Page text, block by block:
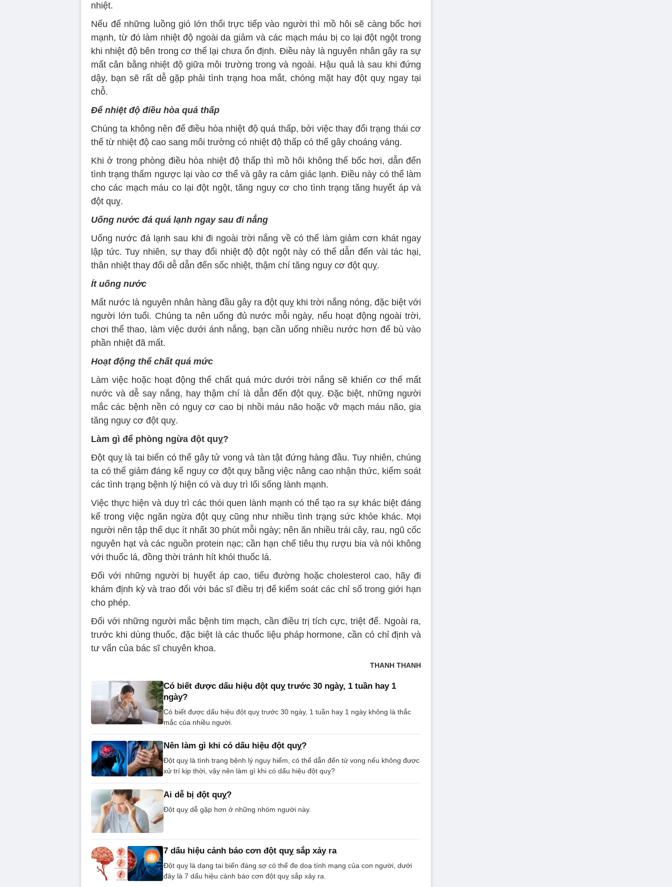
nhiệt.
Nếu để những luồng gió lớn thổi trực tiếp vào người thì mồ hôi sẽ càng bốc hơi
mạnh, từ đó làm nhiệt độ ngoài da giảm và các mạch máu bị co lại đột ngột trong
khi nhiệt độ bên trong cơ thể lại chưa ổn định. Điều này là nguyên nhân gây ra sự
mất cân bằng nhiệt độ giữa môi trường trong và ngoài. Hậu quả là sau khi đứng
dậy, bạn sẽ rất dễ gặp phải tình trạng hoa mắt, chóng mặt hay đột quỵ ngay tại
chỗ.
Để nhiệt độ điều hòa quá thấp
Chúng ta không nên để điều hòa nhiệt độ quá thấp, bởi việc thay đổi trạng thái cơ
thể từ nhiệt độ cao sang môi trường có nhiệt độ thấp có thể gây choáng váng.
Khi ở trong phòng điều hòa nhiệt độ thấp thì mồ hôi không thể bốc hơi, dẫn đến
tình trạng thấm ngược lại vào cơ thể và gây ra cảm giác lạnh. Điều này có thể làm
cho các mạch máu co lại đột ngột, tăng nguy cơ cho tình trạng tăng huyết áp và
đột quỵ.
Uống nước đá quá lạnh ngay sau đi nắng
Uống nước đá lạnh sau khi đi ngoài trời nắng về có thể làm giảm cơn khát ngay
lập tức. Tuy nhiên, sự thay đổi nhiệt độ đột ngột này có thể dẫn đến vài tác hại,
thân nhiệt thay đổi dễ dẫn đến sốc nhiệt, thậm chí tăng nguy cơ đột quỵ.
Ít uống nước
Mất nước là nguyên nhân hàng đầu gây ra đột quỵ khi trời nắng nóng, đặc biệt với
người lớn tuổi. Chúng ta nên uống đủ nước mỗi ngày, nếu hoạt động ngoài trời,
chơi thể thao, làm việc dưới ánh nắng, bạn cần uống nhiều nước hơn để bù vào
phần nhiệt đã mất.
Hoạt động thể chất quá mức
Làm việc hoặc hoạt động thể chất quá mức dưới trời nắng sẽ khiến cơ thể mất
nước và dễ say nắng, hay thậm chí là dẫn đến đột quỵ. Đặc biệt, những người
mắc các bệnh nền có nguy cơ cao bị nhồi máu não hoặc vỡ mạch máu não, gia
tăng nguy cơ đột quỵ.
Làm gì để phòng ngừa đột quỵ?
Đột quỵ là tai biến có thể gây tử vong và tàn tật đứng hàng đầu. Tuy nhiên, chúng
ta có thể giảm đáng kể nguy cơ đột quỵ bằng việc nâng cao nhận thức, kiểm soát
các tình trạng bệnh lý hiện có và duy trì lối sống lành mạnh.
Việc thực hiện và duy trì các thói quen lành mạnh có thể tạo ra sự khác biệt đáng
kể trong việc ngăn ngừa đột quỵ cũng như nhiều tình trạng sức khỏe khác. Mọi
người nên tập thể dục ít nhất 30 phút mỗi ngày; nên ăn nhiều trái cây, rau, ngũ cốc
nguyên hạt và các nguồn protein nạc; cần hạn chế tiêu thụ rượu bia và nói không
với thuốc lá, đồng thời tránh hít khói thuốc lá.
Đối với những người bị huyết áp cao, tiểu đường hoặc cholesterol cao, hãy đi
khám định kỳ và trao đổi với bác sĩ điều trị để kiểm soát các chỉ số trong giới hạn
cho phép.
Đối với những người mắc bệnh tim mạch, cần điều trị tích cực, triệt để. Ngoài ra,
trước khi dùng thuốc, đặc biệt là các thuốc liệu pháp hormone, cần có chỉ định và
tư vấn của bác sĩ chuyên khoa.
THANH THANH
Có biết được dấu hiệu đột quỵ trước 30 ngày, 1 tuần hay 1
ngày?
Có biết được dấu hiệu đột quỵ trước 30 ngày, 1 tuần hay 1 ngày không là thắc
mắc của nhiều người.
Nên làm gì khi có dấu hiệu đột quỵ?
Đột quỵ là tình trạng bệnh lý nguy hiểm, có thể dẫn đến tử vong nếu không được
xử trí kịp thời, vậy nên làm gì khi có dấu hiệu đột quỵ?
Ai dễ bị đột quỵ?
Đột quỵ dễ gặp hơn ở những nhóm người này.
7 dấu hiệu cảnh báo cơn đột quỵ sắp xảy ra
Đột quỵ là dạng tai biến đáng sợ có thể đe doạ tính mạng của con người, dưới
đây là 7 dấu hiệu cảnh báo cơn đột quỵ sắp xảy ra.